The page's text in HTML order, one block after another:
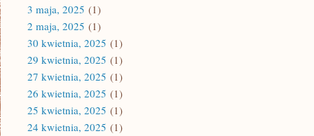
3 maja, 2025 (1)
2 maja, 2025 (1)
30 kwietnia, 2025 (1)
29 kwietnia, 2025 (1)
27 kwietnia, 2025 (1)
26 kwietnia, 2025 (1)
25 kwietnia, 2025 (1)
24 kwietnia, 2025 (1)